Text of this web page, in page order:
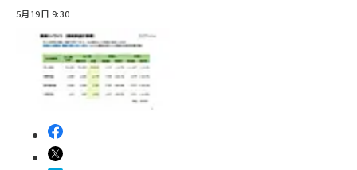
5月19日 9:30